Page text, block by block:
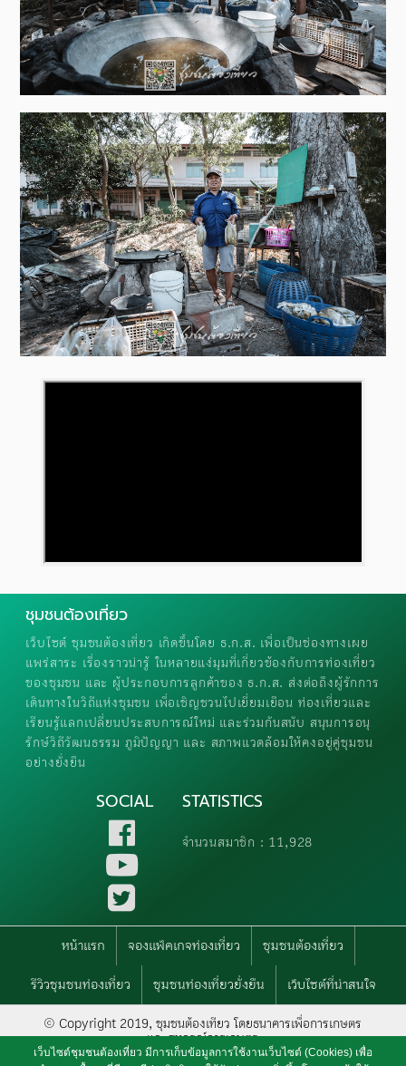
ชุมชนต้องเที่ยว
เว็บไซต์ ชุมชนต้องเที่ยว เกิดขึ้นโดย ธ.ก.ส. เพื่อเป็นช่องทางเผย
แพร่สาระ เรื่องราวน่ารู้ ในหลายแง่มุมที่เกี่ยวข้องกับการท่องเที่ยว
ของชุมชน และ ผู้ประกอบการลูกค้าของ ธ.ก.ส. ส่งต่อถึงผู้รักการ
เดินทางในวิถีแห่งชุมชน เพื่อเชิญชวนไปเยี่ยมเยือน ท่องเที่ยวและ
เรียนรู้แลกเปลี่ยนประสบการณ์ใหม่ และร่วมกันสนับ สนุนการอนุ
รักษ์วิถีวัฒนธรรม ภูมิปัญญา และ สภาพแวดล้อมให้คงอยู่คู่ชุมชน
อย่างยั่งยืน
SOCIAL STATISTICS
จำนวนสมาชิก : 11,928
หน้าแรก จองแพ็คเกจท่องเที่ยว ชุมชนต้องเที่ยว
รีวิวชุมชนท่องเที่ยว ชุมชนท่องเที่ยวยั่งยืน เว็บไซต์ที่น่าสนใจ
© Copyright 2019, ชุมชนต้องเทียว โดยธนาคารเพื่อการเกษตร
และสหกรณ์การเกษตร
เว็บไซต์ชุมชนต้องเที่ยว มีการเก็บข้อมูลการใช้งานเว็บไซต์ (Cookies) เพื่อ